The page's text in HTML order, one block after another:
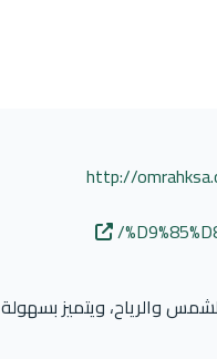
http://
والرياح، ويتميز بسهولة